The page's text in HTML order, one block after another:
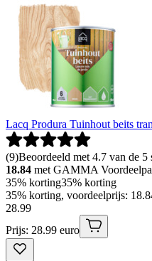
Lacq Produra Tuinhout beits
(9)Beoordeeld met 4.7 van de
18.84 met GAMMA
35% korting35% korting
35% korting, voordeelprijs:
28.99
Prijs: 28.99 euro